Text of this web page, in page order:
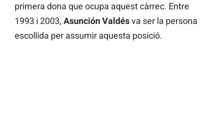
primera dona que ocupa aquest càrrec. Entre
1993 i 2003, Asunción Valdésva ser la persona
escollida per assumir aquesta posició.